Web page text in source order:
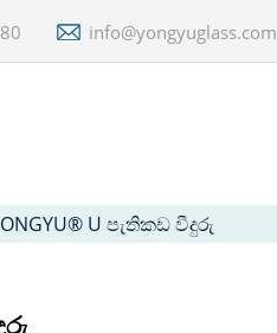
info@yongyuglass.com
U පැතිකඩ වීදුරු